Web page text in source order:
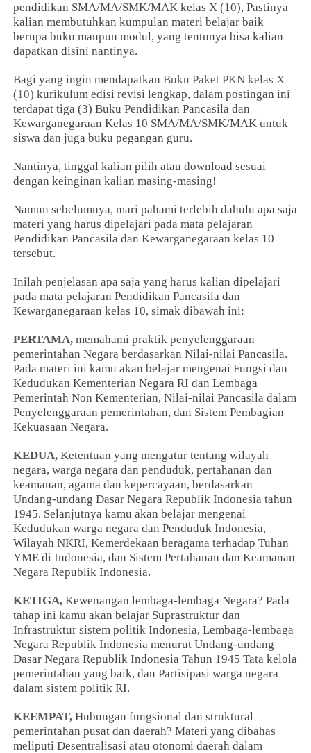
pendidikan SMA/MA/SMK/MAK kelas X (10), Pastinya
kalian membutuhkan kumpulan materi belajar baik
berupa buku maupun modul, yang tentunya bisa kalian
dapatkan disini nantinya.
Bagi yang ingin mendapatkanBuku Paket PKN kelas X
(10) kurikulum edisi revisi lengkap, dalam postingan ini
terdapat tiga (3) Buku Pendidikan Pancasila dan
Kewarganegaraan Kelas 10 SMA/MA/SMK/MAK untuk
siswa dan juga buku pegangan guru.
Nantinya, tinggal kalian pilih atau download sesuai
dengan keinginan kalian masing-masing!
Namun sebelumnya, mari pahami terlebih dahulu apa saja
materi yang harus dipelajari pada mata pelajaran
Pendidikan Pancasila dan Kewarganegaraan kelas 10
tersebut.
Inilah penjelasan apa saja yang harus kalian dipelajari
pada mata pelajaran Pendidikan Pancasila dan
Kewarganegaraan kelas 10, simak dibawah ini:
PERTAMA, memahami praktik penyelenggaraan
pemerintahan Negara berdasarkan Nilai-nilai Pancasila.
Pada materi ini kamu akan belajar mengenai Fungsi dan
Kedudukan Kementerian Negara RI dan Lembaga
Pemerintah Non Kementerian, Nilai-nilai Pancasila dalam
Penyelenggaraan pemerintahan, dan Sistem Pembagian
Kekuasaan Negara.
KEDUA, Ketentuan yang mengatur tentang wilayah
negara, warga negara dan penduduk, pertahanan dan
keamanan, agama dan kepercayaan, berdasarkan
Undang-undang Dasar Negara Republik Indonesia tahun
1945. Selanjutnya kamu akan belajar mengenai
Kedudukan warga negara dan Penduduk Indonesia,
Wilayah NKRI, Kemerdekaan beragama terhadap Tuhan
YME di Indonesia, dan Sistem Pertahanan dan Keamanan
Negara Republik Indonesia.
KETIGA, Kewenangan lembaga-lembaga Negara? Pada
tahap ini kamu akan belajar Suprastruktur dan
Infrastruktur sistem politik Indonesia, Lembaga-lembaga
Negara Republik Indonesia menurut Undang-undang
Dasar Negara Republik Indonesia Tahun 1945 Tata kelola
pemerintahan yang baik, dan Partisipasi warga negara
dalam sistem politik RI.
KEEMPAT, Hubungan fungsional dan struktural
pemerintahan pusat dan daerah? Materi yang dibahas
meliputi Desentralisasi atau otonomi daerah dalam